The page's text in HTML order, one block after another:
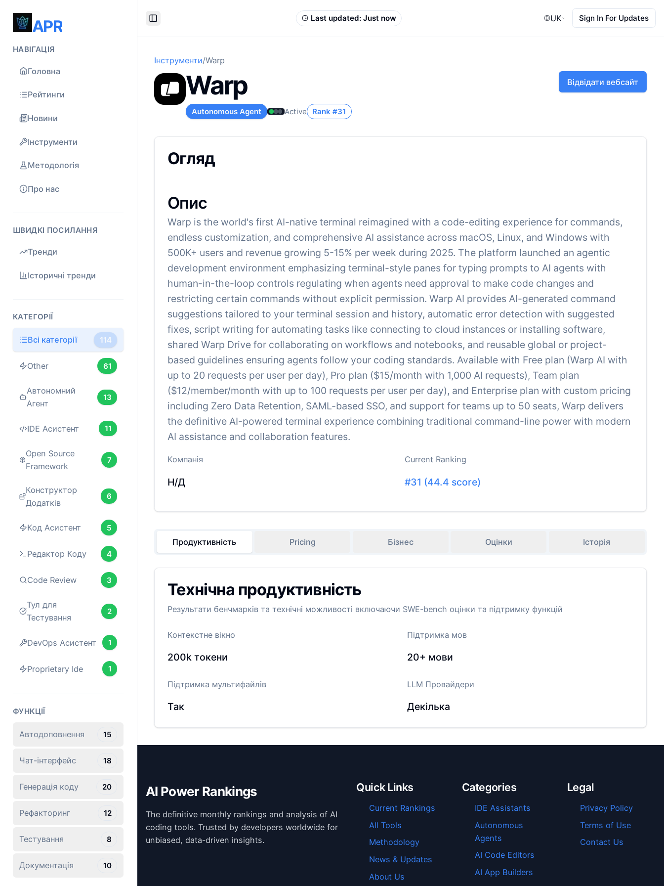
APR
НАВІГАЦІЯ
Головна
Рейтинги
Новини
Інструменти
Методологія
Про нас
ШВИДКІ ПОСИЛАННЯ
Тренди
Історичні тренди
КАТЕГОРІЇ
Всі категорії 114
Other 61
Автономний
Агент
13
IDE Асистент 11
Open Source
Framework
7
Конструктор
Додатків
6
Код Асистент 5
Редактор Коду 4
Code Review 3
Тул для
Тестування
2
DevOps Асистент 1
Proprietary Ide 1
ФУНКЦІЇ
Автодоповнення 15
Чат-інтерфейс 18
Генерація коду 20
Рефакторинг 12
Тестування 8
Документація 10
Toggle Sidebar
Last updated: Just now UK Sign In For Updates
Інструменти/Warp
Warp
Autonomous Agent Active Rank #31
Відвідати вебсайт
Огляд
Опис
Warp is the world's first AI-native terminal reimagined with a code-editing experience for commands,
endless customization, and comprehensive AI assistance across macOS, Linux, and Windows with
500K+ users and revenue growing 5-15% per week during 2025. The platform launched an agentic
development environment emphasizing terminal-style panes for typing prompts to AI agents with
human-in-the-loop controls regulating when agents need approval to make code changes and
restricting certain commands without explicit permission. Warp AI provides AI-generated command
suggestions tailored to your terminal session and history, automatic error detection with suggested
fixes, script writing for automating tasks like connecting to cloud instances or installing software,
shared Warp Drive for collaborating on workflows and notebooks, and reusable global or project-
based guidelines ensuring agents follow your coding standards. Available with Free plan (Warp AI with
up to 20 requests per user per day), Pro plan ($15/month with 1,000 AI requests), Team plan
($12/member/month with up to 100 requests per user per day), and Enterprise plan with custom pricing
including Zero Data Retention, SAML-based SSO, and support for teams up to 50 seats, Warp delivers
the definitive AI-powered terminal experience combining traditional command-line power with modern
AI assistance and collaboration features.
Компанія
Н/Д
Current Ranking
#31 (44.4 score)
Продуктивність Pricing Бізнес Оцінки Історія
Технічна продуктивність
Результати бенчмарків та технічні можливості включаючи SWE-bench оцінки та підтримку функцій
Контекстне вікно
200kтокени
Підтримка мов
20+ мови
Підтримка мультифайлів
Так
LLM Провайдери
Декілька
AI Power Rankings
The definitive monthly rankings and analysis of AI
coding tools. Trusted by developers worldwide for
unbiased, data-driven insights.
Quick Links
Current Rankings
All Tools
Methodology
News & Updates
About Us
Categories
IDE Assistants
Autonomous
Agents
AI Code Editors
AI App Builders
Legal
Privacy Policy
Terms of Use
Contact Us